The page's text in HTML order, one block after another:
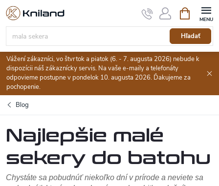
Prejsť
na
obsah
Hľadať
košík
Vážení zákazníci, vo štvrtok a piatok (6. - 7. augusta 2026) nebude k
dispozícii náš zákaznícky servis. Na vaše e-maily a telefonáty
odpovieme postupne v pondelok 10. augusta 2026. Ďakujeme za
pochopenie.
Blog
Najlepšie malé
sekery do batohu
Chystáte sa pobudnúť niekoľko dní v prírode a neviete sa